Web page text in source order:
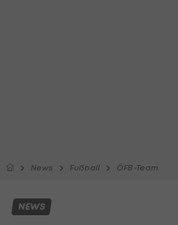
News Fußball ÖFB-Team
NEWS